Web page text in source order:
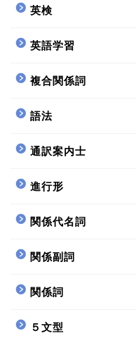
英検
英語学習
複合関係詞
語法
通訳案内士
進行形
関係代名詞
関係副詞
関係詞
５文型